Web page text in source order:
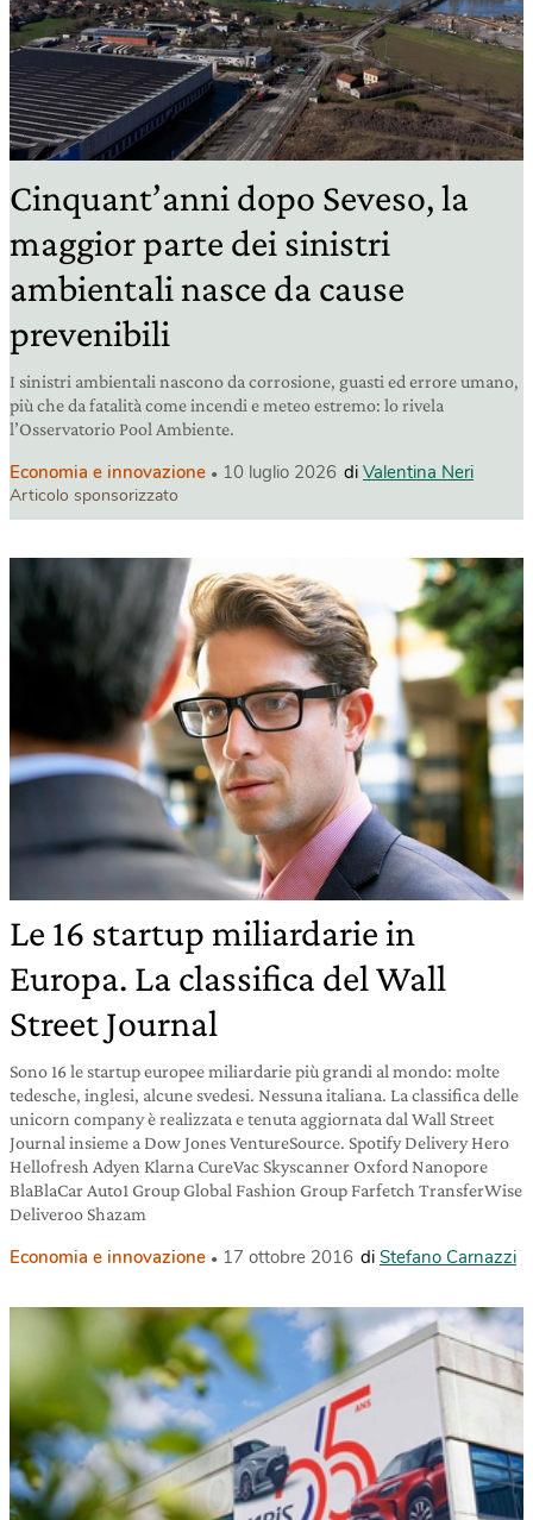
Cinquant’anni dopo Seveso, la
maggior parte dei sinistri
ambientali nasce da cause
prevenibili
I sinistri ambientali nascono da corrosione, guasti ed errore umano,
più che da fatalità come incendi e meteo estremo: lo rivela
l’Osservatorio Pool Ambiente.
Economia e innovazione 10 luglio 2026 di Valentina Neri
Articolo sponsorizzato
Le 16 startup miliardarie in
Europa. La classifica del Wall
Street Journal
Sono 16 le startup europee miliardarie più grandi al mondo: molte
tedesche, inglesi, alcune svedesi. Nessuna italiana. La classifica delle
unicorn company è realizzata e tenuta aggiornata dal Wall Street
Journal insieme a Dow Jones VentureSource. Spotify Delivery Hero
Hellofresh Adyen Klarna CureVac Skyscanner Oxford Nanopore
BlaBlaCar Auto1 Group Global Fashion Group Farfetch TransferWise
Deliveroo Shazam
Economia e innovazione 17 ottobre 2016 di Stefano Carnazzi